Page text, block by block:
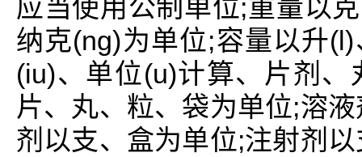
应当使用公制单位;重量以
纳克(ng)为单位;容量以升
(iu)、单位(u)计算、片剂
片、丸、粒、袋为单位;溶
剂以支、盒为单位;注射剂